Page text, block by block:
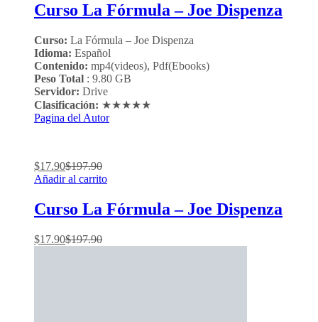
Curso La Fórmula – Joe Dispenza
Curso: La Fórmula – Joe Dispenza
Idioma: Español
Contenido: mp4(videos), Pdf(Ebooks)
Peso Total : 9.80 GB
Servidor: Drive
Clasificación: ★★★★★
Pagina del Autor
$17.90$197.90
Añadir al carrito
Curso La Fórmula – Joe Dispenza
$17.90$197.90